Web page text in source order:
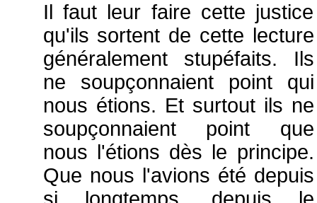
Il faut leur faire cette justice
qu'ils sortent de cette lecture
généralement stupéfaits. Ils
ne soupçonnaient point qui
nous étions. Et surtout ils ne
soupçonnaient point que
nous l'étions dès le principe.
Que nous l'avions été depuis